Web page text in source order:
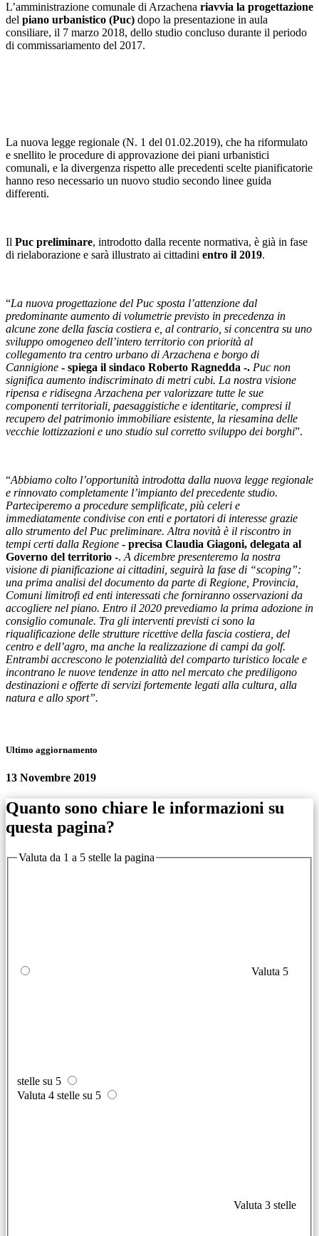
L’amministrazione comunale di Arzachena riavvia la progettazione
del piano urbanistico (Puc) dopo la presentazione in aula
consiliare, il 7 marzo 2018, dello studio concluso durante il periodo
di commissariamento del 2017.
La nuova legge regionale (N. 1 del 01.02.2019), che ha riformulato
e snellito le procedure di approvazione dei piani urbanistici
comunali, e la divergenza rispetto alle precedenti scelte pianificatorie
hanno reso necessario un nuovo studio secondo linee guida
differenti.
Il Puc preliminare, introdotto dalla recente normativa, è già in fase
di rielaborazione e sarà illustrato ai cittadini entro il 2019.
“La nuova progettazione del Puc sposta l’attenzione dal
predominante aumento di volumetrie previsto in precedenza in
alcune zone della fascia costiera e, al contrario, si concentra su uno
sviluppo omogeneo dell’intero territorio con priorità al
collegamento tra centro urbano di Arzachena e borgo di
Cannigione - spiega il sindaco Roberto Ragnedda -. Puc non
significa aumento indiscriminato di metri cubi. La nostra visione
ripensa e ridisegna Arzachena per valorizzare tutte le sue
componenti territoriali, paesaggistiche e identitarie, compresi il
recupero del patrimonio immobiliare esistente, la riesamina delle
vecchie lottizzazioni e uno studio sul corretto sviluppo dei borghi”.
“Abbiamo colto l’opportunità introdotta dalla nuova legge regionale
e rinnovato completamente l’impianto del precedente studio.
Parteciperemo a procedure semplificate, più celeri e
immediatamente condivise con enti e portatori di interesse grazie
allo strumento del Puc preliminare. Altra novità è il riscontro in
tempi certi dalla Regione - precisa Claudia Giagoni, delegata al
Governo del territorio -. A dicembre presenteremo la nostra
visione di pianificazione ai cittadini, seguirà la fase di “scoping”:
una prima analisi del documento da parte di Regione, Provincia,
Comuni limitrofi ed enti interessati che forniranno osservazioni da
accogliere nel piano. Entro il 2020 prevediamo la prima adozione in
consiglio comunale. Tra gli interventi previsti ci sono la
riqualificazione delle strutture ricettive della fascia costiera, del
centro e dell’agro, ma anche la realizzazione di campi da golf.
Entrambi accrescono le potenzialità del comparto turistico locale e
incontrano le nuove tendenze in atto nel mercato che prediligono
destinazioni e offerte di servizi fortemente legati alla cultura, alla
natura e allo sport”.
Ultimo aggiornamento
13 Novembre 2019
Quanto sono chiare le informazioni su
questa pagina?
Valuta da 1 a 5 stelle la pagina
Valuta 5
stelle su 5
Valuta 4 stelle su 5
Valuta 3 stelle